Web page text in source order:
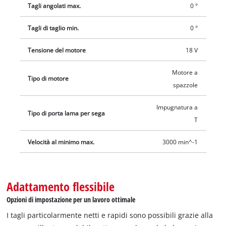
per esempio con il pratico Starter Kit.
Tagli angolati max. 0 °
Tagli di taglio min. 0 °
Tensione del motore 18 V
Tipo di motore
Motore a
spazzole
Tipo di porta lama per sega
Impugnatura a
T
Velocità al minimo max. 3000 min^-1
Adattamento flessibile
Opzioni di impostazione per un lavoro ottimale
I tagli particolarmente netti e rapidi sono possibili grazie alla